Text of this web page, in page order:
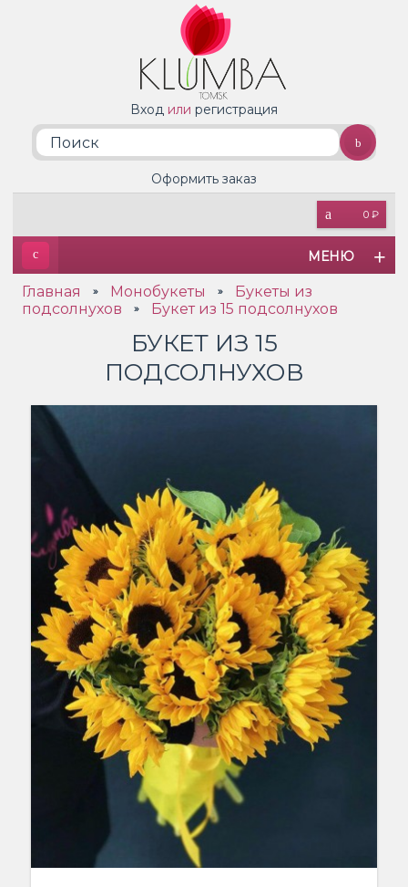
Вход или регистрация
0 ₽
Оформить заказ
МЕНЮ
Главная » Монобукеты »
Букеты из
подсолнухов
» Букет из 15 подсолнухов
БУКЕТ ИЗ 15
ПОДСОЛНУХОВ